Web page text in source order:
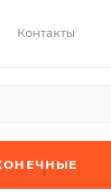
Контакты